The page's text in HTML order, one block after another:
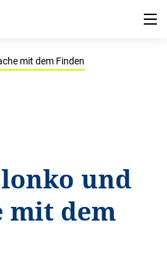
mit dem Finden
und
mit dem